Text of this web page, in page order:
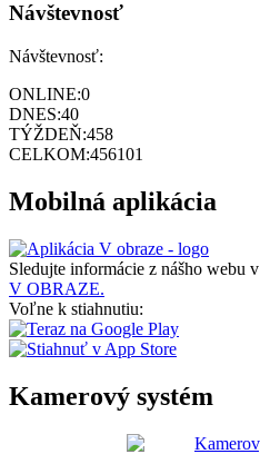
Návštevnosť
Návštevnosť:
ONLINE:0
DNES:40
TÝŽDEŇ:458
CELKOM:456101
Mobilná aplikácia
Sledujte informácie z nášho webu v
V OBRAZE.
Voľne k stiahnutiu:
Kamerový systém